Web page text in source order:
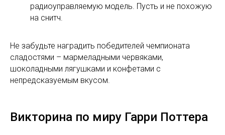
радиоуправляемую модель. Пусть и не похожую
на снитч.
Не забудьте наградить победителей чемпионата
сладостями – мармеладными червяками,
шоколадными лягушками и конфетами с
непредсказуемым вкусом.
Викторина по миру Гарри Поттера